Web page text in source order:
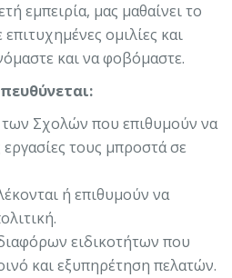
εμπειρία, μας μαθαίνει τo
ομιλίες και
και να φοβόμαστε.
Σχολών που επιθυμούν να
τους μπροστά σε
ή επιθυμούν να
ειδικοτήτων που
και εξυπηρέτηση πελατών.